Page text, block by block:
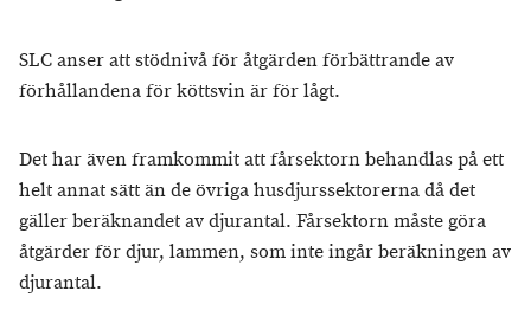
SLC anser att stödnivå för åtgärden förbättrande av
förhållandena för köttsvin är för lågt.
Det har även framkommit att fårsektorn behandlas på ett
helt annat sätt än de övriga husdjurssektorerna då det
gäller beräknandet av djurantal. Fårsektorn måste göra
åtgärder för djur, lammen, som inte ingår beräkningen av
djurantal.